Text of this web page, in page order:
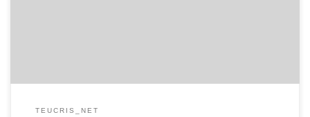
TEUCRIS_NET